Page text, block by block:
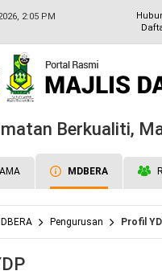
2:05 PM
Berkualiti,
MDBERA
sini Pengurusan Profil